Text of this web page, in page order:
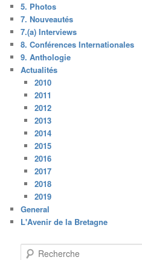
5. Photos
7. Nouveautés
7.(a) Interviews
8. Conférences Internationales
9. Anthologie
Actualités
2010
2011
2012
2013
2014
2015
2016
2017
2018
2019
General
L'Avenir de la Bretagne